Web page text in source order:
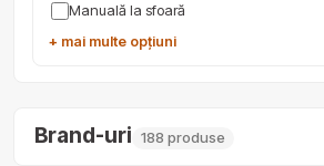
Manuală la sfoară
+ mai multe opțiuni
Brand-uri 188 produse